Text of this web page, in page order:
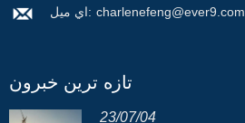
اي ميل: charlenefeng@ever9.com
تازه ترين خبرون
23/07/04